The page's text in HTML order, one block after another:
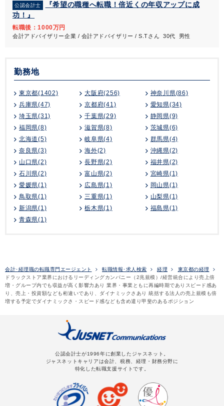
公認会計士
『希望の職種へ転職！倍近くの年収アップに成
功！』
転職後：1000万円
会計アドバイザリー企業 / 会計アドバイザリー / S.Tさん 30代 男性
勤務地
東京都(1402) 大阪府(256)
神奈川県(86)
兵庫県(47)
京都府(41)
愛知県(34)
埼玉県(31)
千葉県(29)
静岡県(9)
福岡県(8)
滋賀県(8)
茨城県(6)
北海道(5)
岐阜県(4)
群馬県(4)
奈良県(3)
海外(2)
沖縄県(2)
山口県(2)
長野県(2)
福井県(2)
石川県(2)
富山県(2)
宮崎県(1)
愛媛県(1)
広島県(1)
岡山県(1)
鳥取県(1)
三重県(1)
山梨県(1)
新潟県(1)
栃木県(1)
福島県(1)
青森県(1)
会計･経理職の転職専門エージェント 転職情報･求人検索 経理
東京都の経理
ドラックストア業界におけるリーディングカンパニー（2兆規模）/経営統合により売上倍
増・グループ内でも収益が高く影響力あり 業界・事業ともに再編時期でありスピード感あ
り、売上・投資額なども桁違いであり、ダイナミックさあり 統括する法人の売上規模も倍
増する予定でダイナミックさ・スピード感なども含め遣り甲斐のあるポジション
公認会計士が1996年に創業したジャスネット。
ジャスネットキャリアは会計、税務、経理・財務分野に
特化した転職支援サイトです。